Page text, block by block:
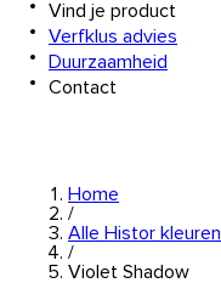
Vind je product
Verfklus advies
Duurzaamheid
Contact
Home
/
Alle Histor kleuren
/
Violet Shadow